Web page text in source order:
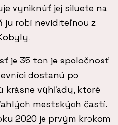
vyniknúť jej siluete na
ju robí neviditeľnou z
je 35 ton je spoločnosť
dostanú po
krásne výhľady, ktoré
mestských častí.
2020 je prvým krokom